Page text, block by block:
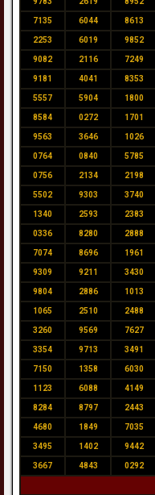
7135 6044 8613
2253 6019 9852
9082 2116 7249
9181 4041 8353
5557 5904 1800
8584 0272 1701
9563 3646 1026
0764 0840 5785
0756 2134 2198
5502 9303 3740
1340 2593 2383
0336 8280 2888
7074 8696 1961
9309 9211 3430
9804 2886 1013
1065 2510 2488
3260 9569 7627
3354 9713 3491
7150 1358 6030
1123 6088 4149
8284 8797 2443
4680 1849 7035
3495 1402 9442
3667 4843 0292